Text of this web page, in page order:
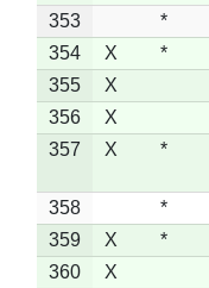
353
*
354
X *
355
X
356
X
357
X *
358 *
359
X *
360
X